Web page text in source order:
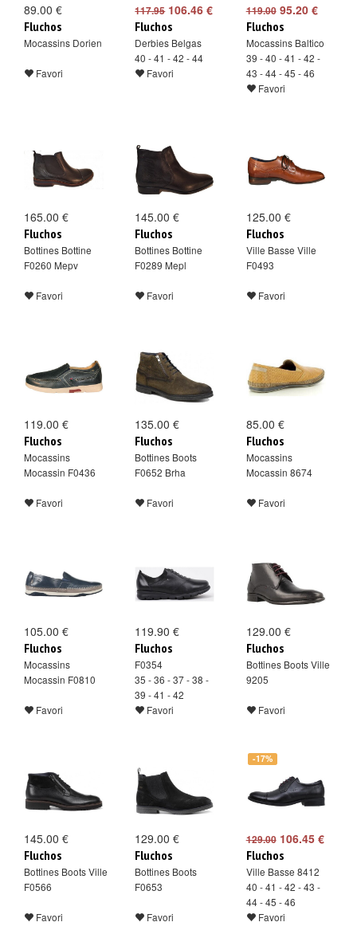
89.00 €
Fluchos
Mocassins Dorien
Favori
117.95106.46 €
Fluchos
Derbies Belgas
40 - 41 - 42 - 44
Favori
119.0095.20 €
Fluchos
Mocassins Baltico
39 - 40 - 41 - 42 -
43 - 44 - 45 - 46
Favori
165.00 €
Fluchos
Bottines Bottine
F0260 Mepv
Favori
145.00 €
Fluchos
Bottines Bottine
F0289 Mepl
Favori
125.00 €
Fluchos
Ville Basse Ville
F0493
Favori
119.00 €
Fluchos
Mocassins
Mocassin F0436
Favori
135.00 €
Fluchos
Bottines Boots
F0652 Brha
Favori
85.00 €
Fluchos
Mocassins
Mocassin 8674
Favori
105.00 €
Fluchos
Mocassins
Mocassin F0810
Favori
119.90 €
Fluchos
F0354
35 - 36 - 37 - 38 -
39 - 41 - 42
Favori
129.00 €
Fluchos
Bottines Boots Ville
9205
Favori
145.00 €
Fluchos
Bottines Boots Ville
F0566
Favori
129.00 €
Fluchos
Bottines Boots
F0653
Favori
-17%
129.00106.45 €
Fluchos
Ville Basse 8412
40 - 41 - 42 - 43 -
44 - 45 - 46
Favori